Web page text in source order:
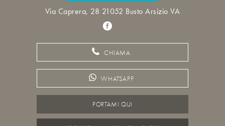
Via Caprera, 28 21052 Busto Arsizio VA
CHIAMA
WHATSAPP
PORTAMI QUI